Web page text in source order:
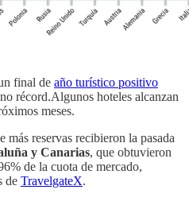
final de año turístico positivo
récord.Algunos hoteles alcanzan
meses.
más reservas recibieron la pasada
y Canarias, que obtuvieron
de la cuota de mercado,
de TravelgateX.